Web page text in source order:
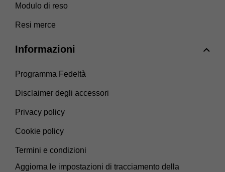
Modulo di reso
Resi merce
Informazioni
Programma Fedeltà
Disclaimer degli accessori
Privacy policy
Cookie policy
Termini e condizioni
Aggiorna le impostazioni di tracciamento della